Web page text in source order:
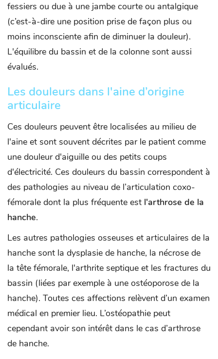
fessiers ou due à une jambe courte ou antalgique
(c’est-à-dire une position prise de façon plus ou
moins inconsciente afin de diminuer la douleur).
L'équilibre du bassin et de la colonne sont aussi
évalués.
Les douleurs dans l'aine d’origine
articulaire
Ces douleurs peuvent être localisées au milieu de
l'aine et sont souvent décrites par le patient comme
une douleur d'aiguille ou des petits coups
d'électricité. Ces douleurs du bassin correspondent à
des pathologies au niveau de l’articulation coxo-
fémorale dont la plus fréquente est l'arthrose de la
hanche.
Les autres pathologies osseuses et articulaires de la
hanche sont la dysplasie de hanche, la nécrose de
la tête fémorale, l'arthrite septique et les fractures du
bassin (liées par exemple à une ostéoporose de la
hanche). Toutes ces affections relèvent d’un examen
médical en premier lieu. L’ostéopathie peut
cependant avoir son intérêt dans le cas d’arthrose
de hanche.